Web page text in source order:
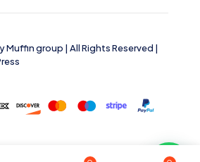
Muffin group | All Rights Reserved |